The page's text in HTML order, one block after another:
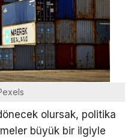
olursak, politika
büyük bir ilgiyle